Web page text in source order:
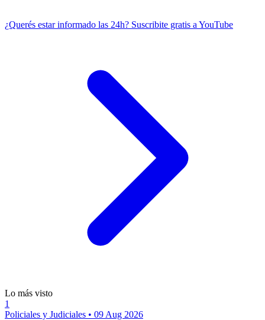
¿Querés estar informado las 24h? Suscribite gratis a YouTube
Lo más visto
1
Policiales y Judiciales • 09 Aug 2026